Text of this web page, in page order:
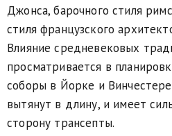
Джонса, барочного стиля
стиля французского
Влияние средневековых
просматривается в
соборы в Йорке и
вытянут в длину, и имеет
сторону трансепты.